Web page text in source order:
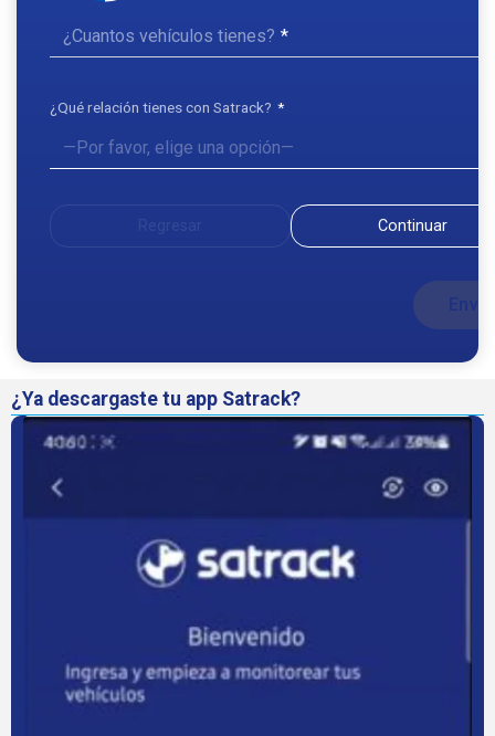
¿Cuantos vehículos tienes?
¿Qué relación tienes con Satrack?
Continuar
¿Ya descargaste tu app Satrack?